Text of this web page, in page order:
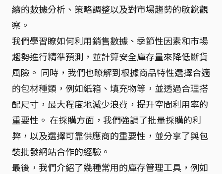
續的數據分析、策略調整以及對市場趨勢的敏銳觀
察。
我們學習瞭如何利用銷售數據、季節性因素和市場
趨勢進行精準預測，並計算安全庫存量來降低斷貨
風險。 同時，我們也瞭解到根據商品特性選擇合適
的包材種類，例如紙箱、填充物等，並透過合理搭
配尺寸，最大程度地減少浪費，提升空間利用率的
重要性。 在採購方面，我們強調了批量採購的利
弊，以及選擇可靠供應商的重要性，並分享了與包
裝批發網站合作的經驗。
最後，我們介紹了幾種常用的庫存管理工具，例如